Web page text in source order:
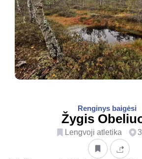
Renginys baigėsi
Žygis
Lengvoji atletika